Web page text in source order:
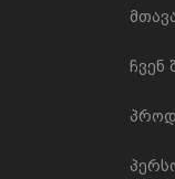
ჩვენ